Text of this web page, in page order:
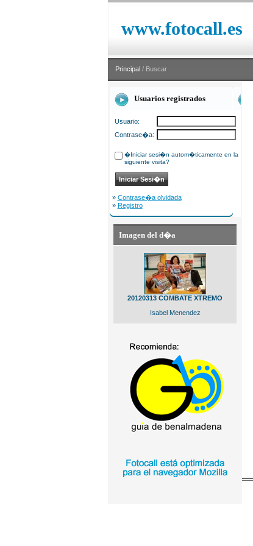
www.fotocall.es
Principal / Buscar
Usuarios registrados
Usuario:
Contrase�a:
�Iniciar sesi�n autom�ticamente en la
siguiente visita?
» Contrase�a olvidada
» Registro
Imagen del d�a
20120313 COMBATE XTREMO
Isabel Menendez